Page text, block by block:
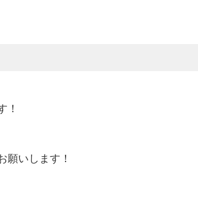
！
願いします！